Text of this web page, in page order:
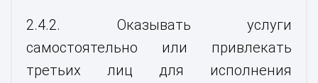
2.4.2. Оказывать услуги
самостоятельно или привлекать
третьих лиц для исполнения